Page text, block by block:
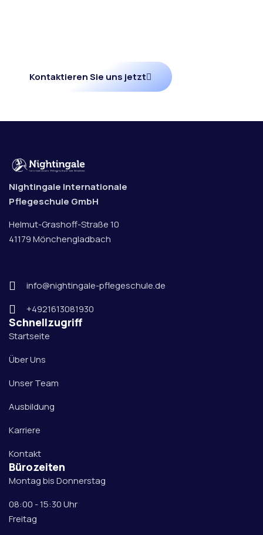
Kontaktieren Sie uns jetzt
Nightingale Internationale
Pflegeschule GmbH
Helmut-Grashoff-Straße 10
41179 Mönchengladbach
info@nightingale-pflegeschule.de
+4921613081930
Schnellzugriff
Startseite
Über Uns
Unser Team
Ausbildung
Karriere
Kontakt
Bürozeiten
Montag bis Donnerstag
08:00 - 15:30 Uhr
Freitag